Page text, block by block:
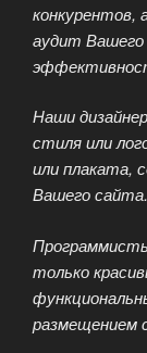
конкурентов,
аудит Вашего
Наши
стиля или
или плаката,
Вашего сайта.
только
размещением